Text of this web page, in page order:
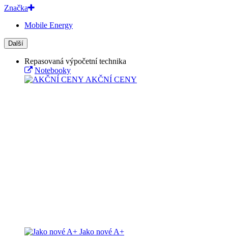
Značka
Mobile Energy
Další
Repasovaná výpočetní technika
Notebooky
AKČNÍ CENY
Jako nové A+